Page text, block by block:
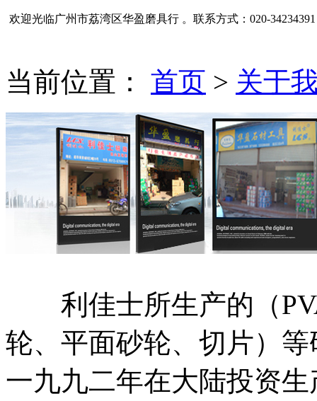
欢迎光临广州市荔湾区华盈磨具行 。联系方式：020-34234391
当前位置： 首页 > 关于
利佳士所生产的（
轮、平面砂轮、切片）
一九九二年在大陆投资